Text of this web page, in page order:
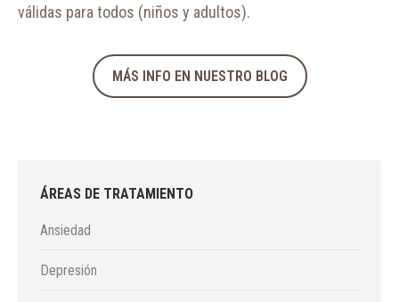
válidas para todos (niños y adultos).
MÁS INFO EN NUESTRO BLOG
ÁREAS DE TRATAMIENTO
Ansiedad
Depresión